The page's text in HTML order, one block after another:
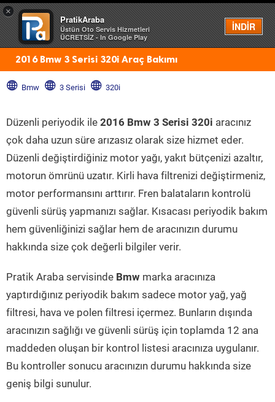
×
PratikAraba
Üstün Oto Servis Hizmetleri
ÜCRETSİZ - In Google Play
İNDİR
Menü
2016 Bmw 3 Serisi 320i Araç Bakımı
Bmw 3 Serisi 320i
Düzenli periyodik ile 2016 Bmw 3 Serisi 320i aracınız
çok daha uzun süre arızasız olarak size hizmet eder.
Düzenli değiştirdiğiniz motor yağı, yakıt bütçenizi azaltır,
motorun ömrünü uzatır. Kirli hava filtrenizi değiştirmeniz,
motor performansını arttırır. Fren balataların kontrolü
güvenli sürüş yapmanızı sağlar. Kısacası periyodik bakım
hem güvenliğinizi sağlar hem de aracınızın durumu
hakkında size çok değerli bilgiler verir.
Pratik Araba servisinde Bmw marka aracınıza
yaptırdığınız periyodik bakım sadece motor yağ, yağ
filtresi, hava ve polen filtresi içermez. Bunların dışında
aracınızın sağlığı ve güvenli sürüş için toplamda 12 ana
maddeden oluşan bir kontrol listesi aracınıza uygulanır.
Bu kontroller sonucu aracınızın durumu hakkında size
geniş bilgi sunulur.